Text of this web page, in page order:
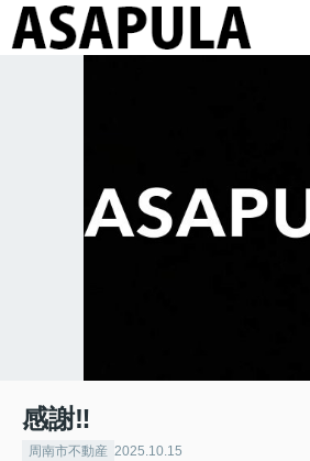
感謝‼
周南市不動産 2025.10.15